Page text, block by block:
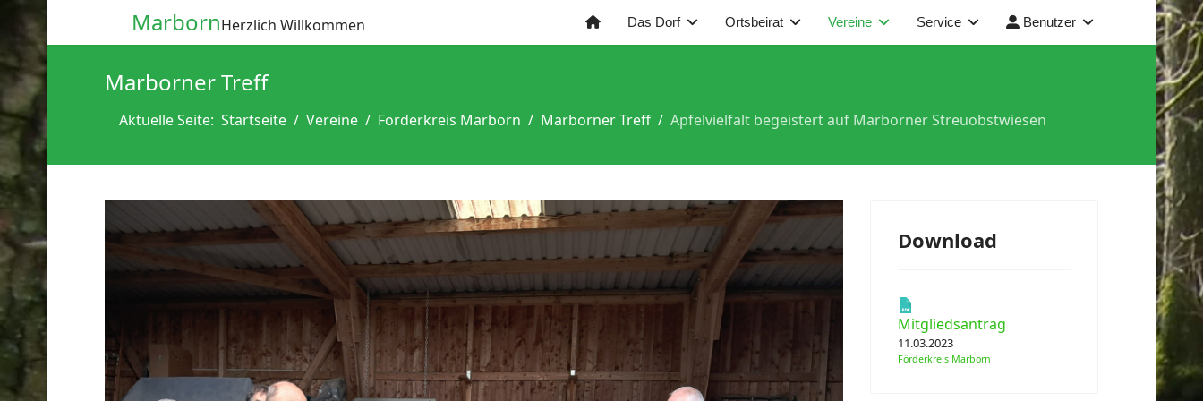
MarbornHerzlich Willkommen Das Dorf Ortsbeirat Vereine Service Benutzer
Marborner Treff
Aktuelle Seite: Startseite Vereine Förderkreis Marborn Marborner Treff Apfelvielfalt begeistert auf Marborner Streuobstwiesen
Download
Mitgliedsantrag
11.03.2023
Förderkreis Marborn